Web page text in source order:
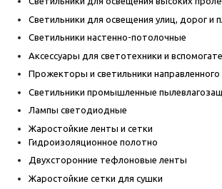
Светильники для освещения улиц, дорог и
Светильники настенно-потолочные
Аксессуары для светотехники и
Прожекторы и светильники направленного
Светильники промышленные
Лампы светодиодные
Жаростойкие ленты и сетки
Гидроизоляционное полотно
Двухсторонние тефлоновые ленты
Жаростойкие сетки для сушки